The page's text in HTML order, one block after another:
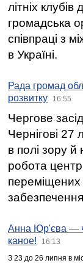
літніх
громадська
співпраці з
в Україні.
Рада громад
розвитку
16:55
Чергове
Чернігові
в полі зору й
робота
переміщених
Анна Юр'єва —
каное!
16:13
З 23 до 26 липня в